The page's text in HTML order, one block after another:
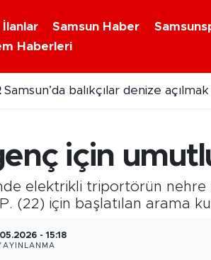
İlanlar Samsun Haber
Haberleri
Samsun’da balıkçılar denize
için
elektrikli triportörün nehre
(22) için başlatılan arama
- 15:18